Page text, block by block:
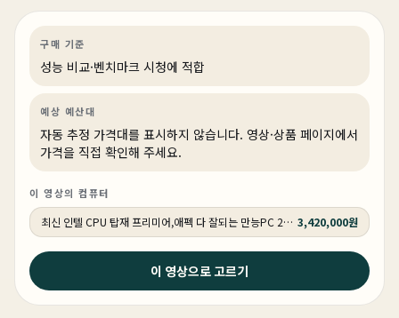
영상편집·디자인
구매 기준
성능 비교·벤치마크 시청에 적합
예상 예산대
자동 추정 가격대를 표시하지 않습니다. 영상·상품 페이지에서
가격을 직접 확인해 주세요.
이 영상의 컴퓨터
최신 인텔 CPU 탑재 프리미어,애펙 다 잘되는 만능PC 270K RTX 5060 Ti 16GB 추천PC VY114 3,420,000원
이 영상으로 고르기
2026년 4월 17일
돈 많이 쓰지 마세요 ! 프리미어가 주라면 전문가분들도 딱
이렇게 사면 됩니다.